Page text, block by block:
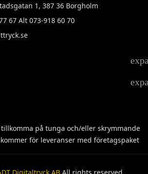
1, 387 36 Borgholm
67 Alt 073-918 60 70
på tunga och/eller skrymmande
för leveranser med företagspaket